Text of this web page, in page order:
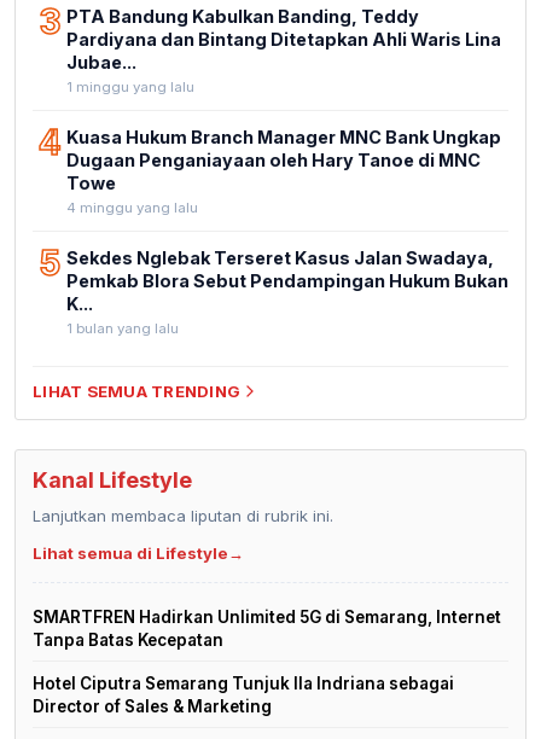
3 PTA Bandung Kabulkan Banding, Teddy
Pardiyana dan Bintang Ditetapkan Ahli Waris Lina
Jubae...
1 minggu yang lalu
4 Kuasa Hukum Branch Manager MNC Bank Ungkap
Dugaan Penganiayaan oleh Hary Tanoe di MNC
Towe
4 minggu yang lalu
5 Sekdes Nglebak Terseret Kasus Jalan Swadaya,
Pemkab Blora Sebut Pendampingan Hukum Bukan
K...
1 bulan yang lalu
LIHAT SEMUA TRENDING
Kanal Lifestyle
Lanjutkan membaca liputan di rubrik ini.
Lihat semua di Lifestyle→
SMARTFREN Hadirkan Unlimited 5G di Semarang, Internet
Tanpa Batas Kecepatan
Hotel Ciputra Semarang Tunjuk Ila Indriana sebagai
Director of Sales & Marketing